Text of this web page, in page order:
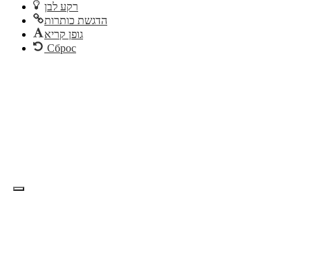
רקע לבן
הדגשת כותרות
גופן קריא
Сброс